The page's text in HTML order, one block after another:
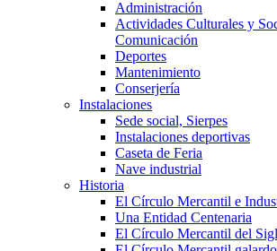
Administración
Actividades Culturales y
Comunicación
Deportes
Mantenimiento
Conserjería
Instalaciones
Sede social, Sierpes
Instalaciones deportivas
Caseta de Feria
Nave industrial
Historia
El Círculo Mercantil e
Una Entidad Centenaria
El Círculo Mercantil del